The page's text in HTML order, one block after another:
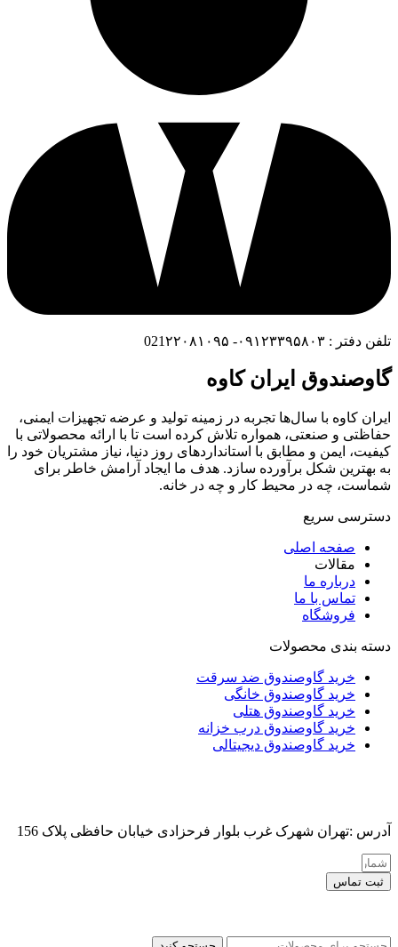
تلفن دفتر : ۰۹۱۲۳۳۹۵۸۰۳- 021۲۲۰۸۱۰۹۵
گاوصندوق ایران کاوه
ایران کاوه با سال‌ها تجربه در زمینه تولید و عرضه تجهیزات ایمنی،
حفاظتی و صنعتی، همواره تلاش کرده است تا با ارائه محصولاتی با
کیفیت، ایمن و مطابق با استانداردهای روز دنیا، نیاز مشتریان خود را
به بهترین شکل برآورده سازد. هدف ما ایجاد آرامش خاطر برای
شماست، چه در محیط کار و چه در خانه.
دسترسی سریع
صفحه اصلی
مقالات
درباره ما
تماس با ما
فروشگاه
دسته بندی محصولات
خرید گاوصندوق ضد سرقت
خرید گاوصندوق خانگی
خرید گاوصندوق هتلی
خرید گاوصندوق درب خزانه
خرید گاوصندوق دیجیتالی
آدرس :تهران شهرک غرب بلوار فرحزادی خیابان حافظی پلاک 156
ثبت تماس